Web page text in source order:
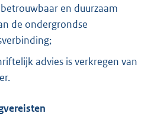
en duurzaam
de ondergrondse
advies is verkregen van